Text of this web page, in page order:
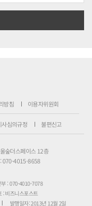
방침 이용자위원회
사심의규정 불편신고
숲더스페이스 12층
070-4015-8658
부 : 070-4010-7078
: 비즈니스포스트
발행일자: 2013년 12월 2일